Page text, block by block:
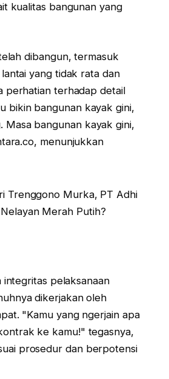
kualitas bangunan yang
dibangun, termasuk
yang tidak rata dan
perhatian terhadap detail
bikin bangunan kayak gini,
Masa bangunan kayak gini,
menunjukkan
pelaksanaan
dikerjakan oleh
"Kamu yang ngerjain apa
ke kamu!" tegasnya,
prosedur dan berpotensi